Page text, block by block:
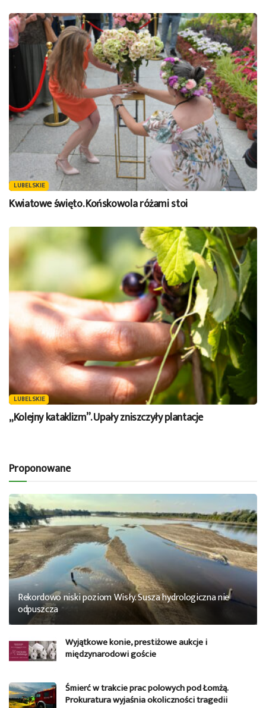
LUBELSKIE
Kwiatowe święto. Końskowola różami stoi
LUBELSKIE
„Kolejny kataklizm”. Upały zniszczyły plantacje
Proponowane
Rekordowo niski poziom Wisły. Susza hydrologiczna nie
odpuszcza
Wyjątkowe konie, prestiżowe aukcje i
międzynarodowi goście
Śmierć w trakcie prac polowych pod Łomżą.
Prokuratura wyjaśnia okoliczności tragedii